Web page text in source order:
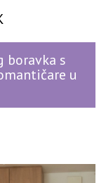
boravka s
u